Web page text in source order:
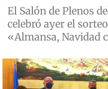
El Salón de Plenos
celebró ayer el
«Almansa, Navidad